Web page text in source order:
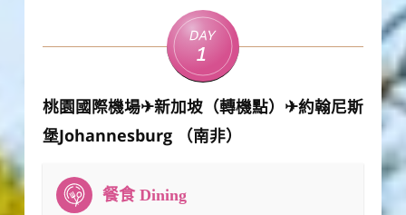
Day
1
桃園國際機場✈新加坡（轉機點）✈約翰尼斯
堡Johannesburg （南非）